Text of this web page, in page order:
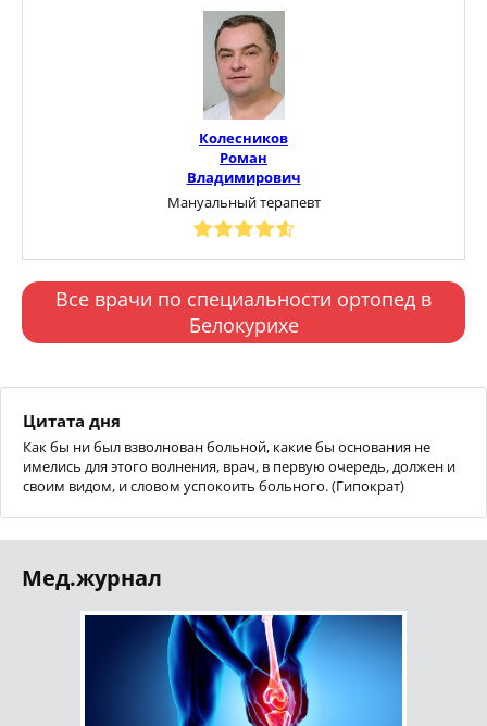
Колесников
Роман
Владимирович
Мануальный терапевт
Все врачи по специальности ортопед в
Белокурихе
Цитата дня
Как бы ни был взволнован больной, какие бы основания не
имелись для этого волнения, врач, в первую очередь, должен и
своим видом, и словом успокоить больного. (Гипократ)
Мед.журнал